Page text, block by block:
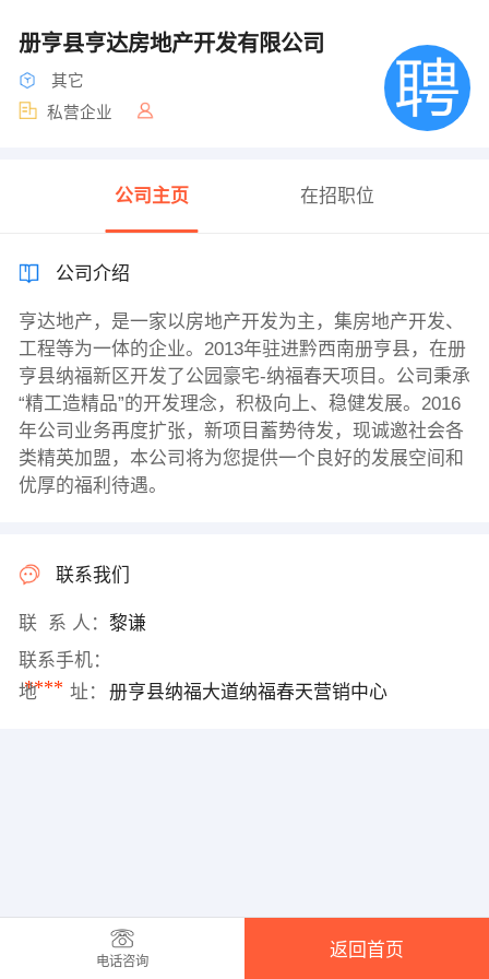
册亨县亨达房地产开发有限公司
其它
私营企业
公司主页 在招职位
公司介绍
亨达地产，是一家以房地产开发为主，集房地产开发、
工程等为一体的企业。2013年驻进黔西南册亨县，在册
亨县纳福新区开发了公园豪宅-纳福春天项目。公司秉承
“精工造精品”的开发理念，积极向上、稳健发展。2016
年公司业务再度扩张，新项目蓄势待发，现诚邀社会各
类精英加盟，本公司将为您提供一个良好的发展空间和
优厚的福利待遇。
联系我们
联 系 人： 黎谦
联系手机：
****
地 址： 册亨县纳福大道纳福春天营销中心
电话咨询
返回首页